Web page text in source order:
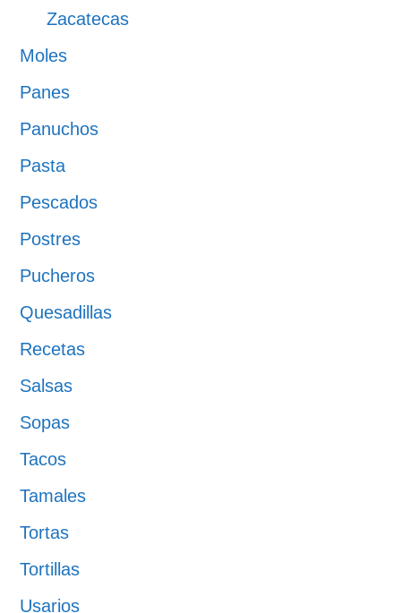
Zacatecas
Moles
Panes
Panuchos
Pasta
Pescados
Postres
Pucheros
Quesadillas
Recetas
Salsas
Sopas
Tacos
Tamales
Tortas
Tortillas
Usarios